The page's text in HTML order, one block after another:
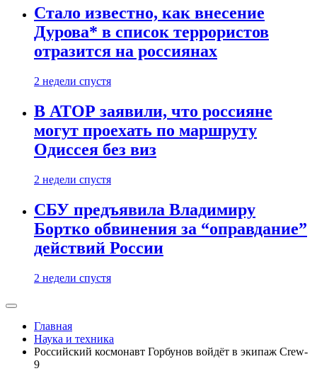
Стало известно, как внесение
Дурова* в список террористов
отразится на россиянах
2 недели спустя
В АТОР заявили, что россияне
могут проехать по маршруту
Одиссея без виз
2 недели спустя
СБУ предъявила Владимиру
Бортко обвинения за “оправдание”
действий России
2 недели спустя
Главная
Наука и техника
Российский космонавт Горбунов войдёт в экипаж Crew-
9